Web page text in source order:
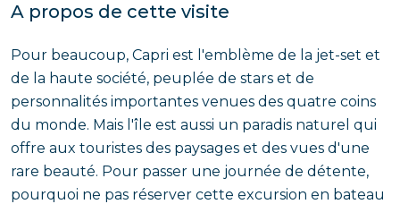
A propos de cette visite
Pour beaucoup, Capri est l'emblème de la jet-set et
de la haute société, peuplée de stars et de
personnalités importantes venues des quatre coins
du monde. Mais l'île est aussi un paradis naturel qui
offre aux touristes des paysages et des vues d'une
rare beauté. Pour passer une journée de détente,
pourquoi ne pas réserver cette excursion en bateau